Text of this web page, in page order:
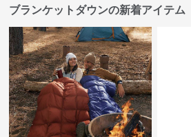
ブランケットダウンの新着アイテム